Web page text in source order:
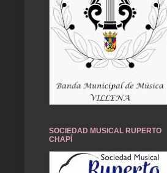
SOCIEDAD MUSICAL RUPERTO
CHAPÍ